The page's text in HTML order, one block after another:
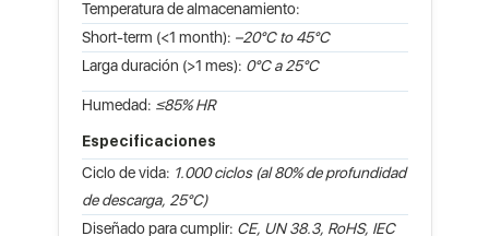
Temperatura de almacenamiento:
Short-term (<1 month): –20°C to 45°C
Larga duración (>1 mes): 0°C a 25°C
Humedad: ≤85% HR
Especificaciones
Ciclo de vida: 1.000 ciclos (al 80% de profundidad
de descarga, 25°C)
Diseñado para cumplir: CE, UN 38.3, RoHS, IEC